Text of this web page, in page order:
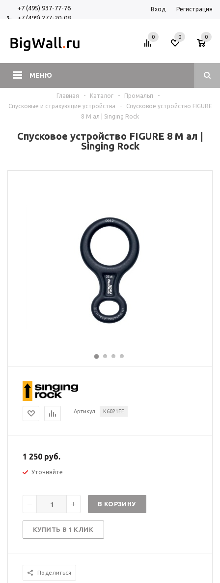
+7 (495) 937-77-76
+7 (499) 277-20-08
Вход Регистрация
МЕНЮ
0 0
0
Главная - Каталог - Промальп
-
Спусковые и страхующие устройства
-
Спусковое устройство FIGURE
8 M ал | Singing Rock
Спусковое устройство FIGURE 8 M ал |
Singing Rock
Артикул K6021EE
1 250 руб.
Уточняйте
В КОРЗИНУ
КУПИТЬ В 1 КЛИК
Поделиться